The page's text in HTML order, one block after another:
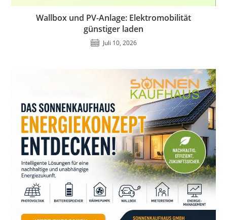
Wallbox und PV-Anlage: Elektromobilität
günstiger laden
Juli 10, 2026